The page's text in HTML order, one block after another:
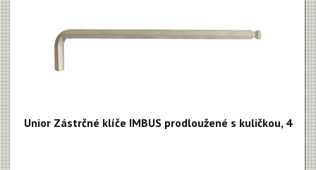
Unior Zástrčné klíče IMBUS prodloužené s kuličkou, 4